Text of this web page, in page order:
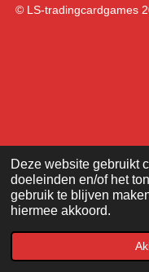
Deze website gebruikt
doeleinden en/of het
gebruik te blijven
hiermee akkoord.
© LS-tradingcardgames